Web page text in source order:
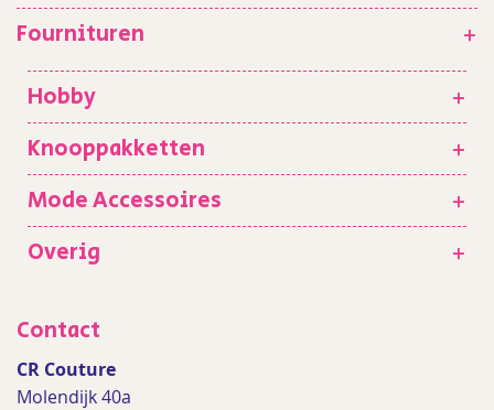
Fournituren
+
Hobby
+
Knooppakketten
+
Mode Accessoires
+
Overig
+
Contact
CR Couture
Molendijk 40a